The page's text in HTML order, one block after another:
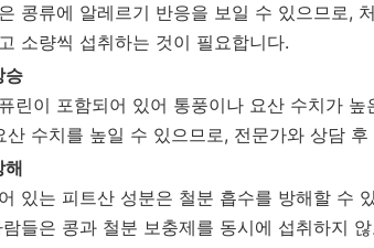
콩류에 알레르기 반응을 보일 수 있으므로,
소량씩 섭취하는 것이 필요합니다.
승
린이 포함되어 있어 통풍이나 요산 수치가
산 수치를 높일 수 있으므로, 전문가와 상담
해
있는 피트산 성분은 철분 흡수를 방해할 수
들은 콩과 철분 보충제를 동시에 섭취하지